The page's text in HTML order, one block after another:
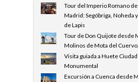
Tour del Imperio Romano
Madrid: Segóbriga, Noheda
de Lapis
Tour de Don Quijote desde
Molinos de Mota del
Visita guiada a Huete Ciudad
Monumental
Excursión a Cuenca desde